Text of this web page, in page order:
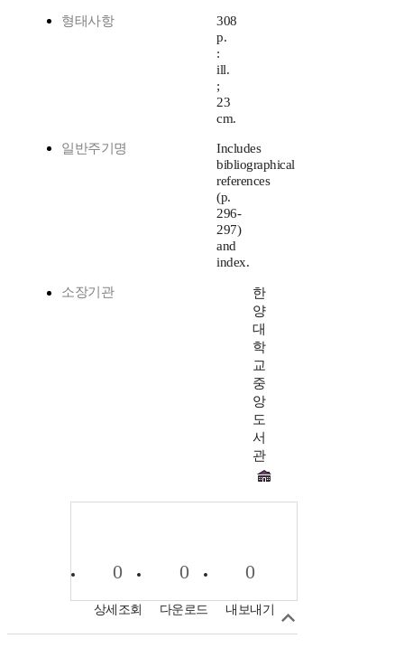
형태사항
308
p.
:
ill.
;
23
cm.
일반주기명
Includes
bibliographical
references
(p.
296-
297)
and
index.
소장기관
한
양
대
학
교
중
앙
도
서
관
0
상세조회
0
다운로드
0
내보내기